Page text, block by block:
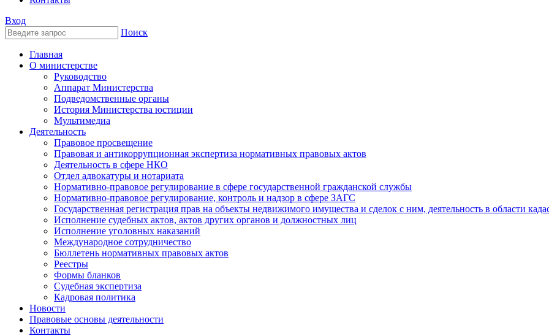
Вход
Поиск
Главная
О министерстве
Руководство
Аппарат Министерства
Подведомственные органы
История Министерства юстиции
Мультимедиа
Деятельность
Правовое просвещение
Правовая и антикоррупционная экспертиза нормативных правовых актов
Деятельность в сфере НКО
Отдел адвокатуры и нотариата
Нормативно-правовое регулирование в сфере государственной гражданской службы
Нормативно-правовое регулирование, контроль и надзор в сфере ЗАГС
Государственная регистрация прав на объекты недвижимого имущества и сделок с ним, деятельность в области
Исполнение судебных актов, актов других органов и должностных лиц
Исполнение уголовных наказаний
Международное сотрудничество
Бюллетень нормативных правовых актов
Реестры
Формы бланков
Судебная экспертиза
Кадровая политика
Новости
Правовые основы деятельности
Контакты